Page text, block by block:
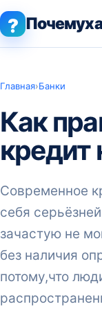
?
Главная›Банки
Как
кредит
Современное
себя
зачастую не
без наличия
потому,что